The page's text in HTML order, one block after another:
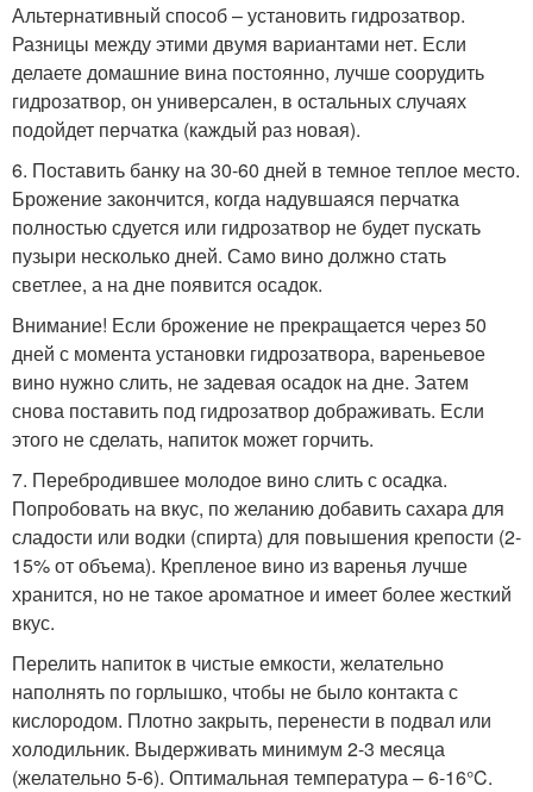
Альтернативный способ – установить гидрозатвор.
Разницы между этими двумя вариантами нет. Если
делаете домашние вина постоянно, лучше соорудить
гидрозатвор, он универсален, в остальных случаях
подойдет перчатка (каждый раз новая).
6. Поставить банку на 30-60 дней в темное теплое место.
Брожение закончится, когда надувшаяся перчатка
полностью сдуется или гидрозатвор не будет пускать
пузыри несколько дней. Само вино должно стать
светлее, а на дне появится осадок.
Внимание! Если брожение не прекращается через 50
дней с момента установки гидрозатвора, вареньевое
вино нужно слить, не задевая осадок на дне. Затем
снова поставить под гидрозатвор дображивать. Если
этого не сделать, напиток может горчить.
7. Перебродившее молодое вино слить с осадка.
Попробовать на вкус, по желанию добавить сахара для
сладости или водки (спирта) для повышения крепости (2-
15% от объема). Крепленое вино из варенья лучше
хранится, но не такое ароматное и имеет более жесткий
вкус.
Перелить напиток в чистые емкости, желательно
наполнять по горлышко, чтобы не было контакта с
кислородом. Плотно закрыть, перенести в подвал или
холодильник. Выдерживать минимум 2-3 месяца
(желательно 5-6). Оптимальная температура – 6-16°C.